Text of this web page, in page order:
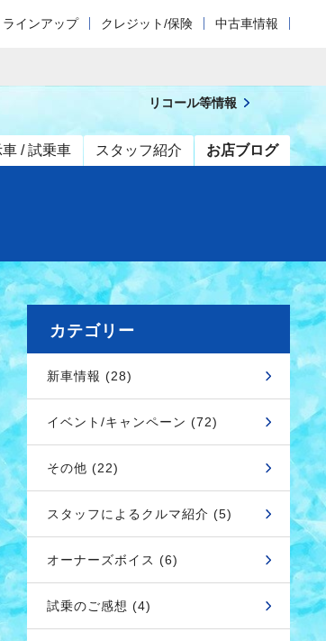
ラインアップ クレジット/保険 中古車情報
車 / 試乗車 スタッフ紹介 お店ブログ
リコール等情報
カテゴリー
新車情報 (28)
イベント/キャンペーン (72)
その他 (22)
スタッフによるクルマ紹介 (5)
オーナーズボイス (6)
試乗のご感想 (4)